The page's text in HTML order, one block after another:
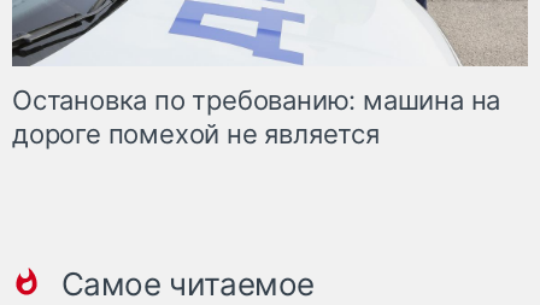
Остановка по требованию: машина на
дороге помехой не является
Самое читаемое